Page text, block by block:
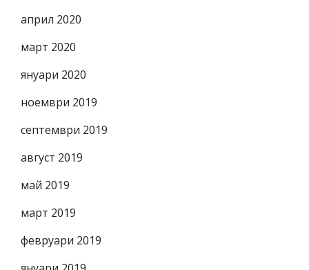
април 2020
март 2020
януари 2020
ноември 2019
септември 2019
август 2019
май 2019
март 2019
февруари 2019